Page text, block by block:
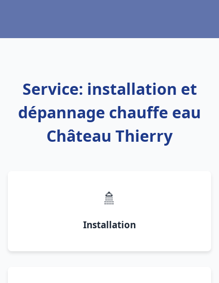
Service: installation et
dépannage chauffe eau
Château Thierry
🚿
Installation